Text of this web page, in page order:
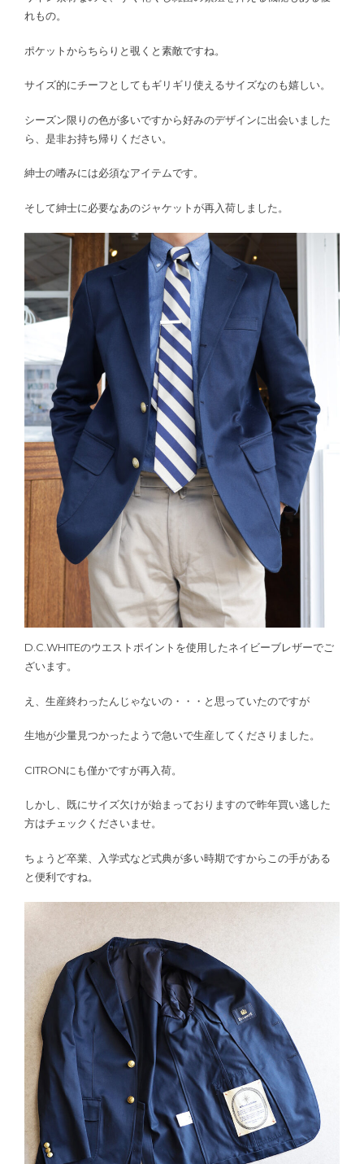
れもの。
ポケットからちらりと覗くと素敵ですね。
サイズ的にチーフとしてもギリギリ使えるサイズなのも嬉しい。
シーズン限りの色が多いですから好みのデザインに出会いました
ら、是非お持ち帰りください。
紳士の嗜みには必須なアイテムです。
そして紳士に必要なあのジャケットが再入荷しました。
D.C.WHITEのウエストポイントを使用したネイビーブレザーでご
ざいます。
え、生産終わったんじゃないの・・・と思っていたのですが
生地が少量見つかったようで急いで生産してくださりました。
CITRONにも僅かですが再入荷。
しかし、既にサイズ欠けが始まっておりますので昨年買い逃した
方はチェックくださいませ。
ちょうど卒業、入学式など式典が多い時期ですからこの手がある
と便利ですね。